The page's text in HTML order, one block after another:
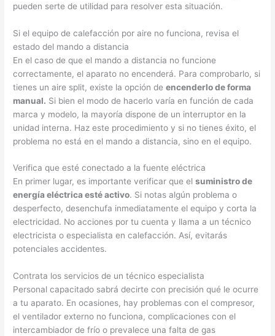
pueden serte de utilidad para resolver esta situación.
Si el equipo de calefacción por aire no funciona, revisa el
estado del mando a distancia
En el caso de que el mando a distancia no funcione
correctamente, el aparato no encenderá. Para comprobarlo, si
tienes un aire split, existe la opción deencenderlo de forma
manual. Si bien el modo de hacerlo varía en función de cada
marca y modelo, la mayoría dispone de un interruptor en la
unidad interna. Haz este procedimiento y si no tienes éxito, el
problema no está en el mando a distancia, sino en el equipo.
Verifica que esté conectado a la fuente eléctrica
En primer lugar, es importante verificar que elsuministro de
energía eléctrica esté activo. Si notas algún problema o
desperfecto, desenchufa inmediatamente el equipo y corta la
electricidad. No acciones por tu cuenta y llama a un técnico
electricista o especialista en calefacción. Así, evitarás
potenciales accidentes.
Contrata los servicios de un técnico especialista
Personal capacitado sabrá decirte con precisión qué le ocurre
a tu aparato. En ocasiones, hay problemas con el compresor,
el ventilador externo no funciona, complicaciones con el
intercambiador de frío o prevalece una falta de gas